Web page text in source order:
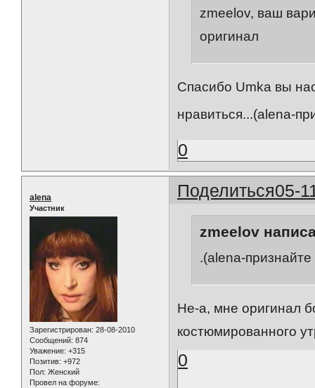
zmeelov, ваш
оригинал
Спасибо Umka вы
нравиться...(alena-
0
Поделиться05-
alena
Участник
Зарегистрирован: 28-08-2010
Сообщений: 874
Уважение: +315
Позитив: +972
Пол: Женский
Провел на форуме:
zmeelov
.(alena-признайте
Не-а, мне оригинал
костюмированного
0